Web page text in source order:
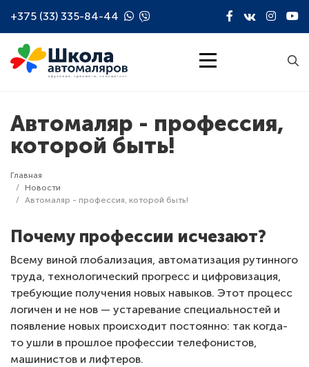
+375 (33) 335-84-44
Автомаляр - профессия,
которой быть!
Строка навигации
Главная
Новости
Автомаляр - профессия, которой быть!
Почему профессии исчезают?
Всему виной глобализация, автоматизация рутинного
труда, технологический прогресс и цифровизация,
требующие получения новых навыков. Этот процесс
логичен и не нов — устаревание специальностей и
появление новых происходит постоянно: так когда-
то ушли в прошлое профессии телефонистов,
машинистов и лифтеров.